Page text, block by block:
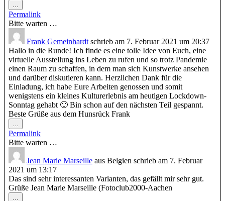
...
Metabox
ein-/ausblenden.
Permalink
Bitte warten …
Frank Gemeinhardt schrieb am 7. Februar 2021 um 20:37
Hallo in die Runde! Ich finde es eine tolle Idee von Euch, eine
virtuelle Ausstellung ins Leben zu rufen und so trotz Pandemie
einen Raum zu schaffen, in dem man sich Kunstwerke ansehen
und darüber diskutieren kann. Herzlichen Dank für die
Einladung, ich habe Eure Arbeiten genossen und somit
wenigstens ein kleines Kulturerlebnis am heutigen Lockdown-
Sonntag gehabt 🙂 Bin schon auf den nächsten Teil gespannt.
Beste Grüße aus dem Hunsrück Frank
...
Metabox
ein-/ausblenden.
Permalink
Bitte warten …
Jean Marie Marseille aus Belgien schrieb am 7. Februar
2021 um 13:17
Das sind sehr interessanten Varianten, das gefällt mir sehr gut.
Grüße Jean Marie Marseille (Fotoclub2000-Aachen
...